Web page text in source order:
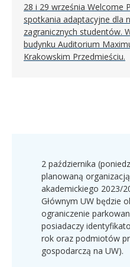
28 i 29 września Welcome
spotkania adaptacyjne dla
zagranicznych studentów.
budynku Auditorium
Krakowskim Przedmieściu.
2 października
planowaną
akademickiego 2023/
Głównym UW będzie
ograniczenie
posiadaczy
rok oraz podmiotów
gospodarczą na UW).